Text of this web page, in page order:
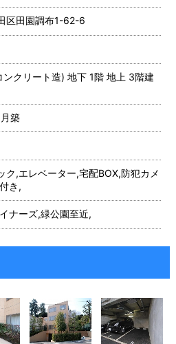
区田園調布1-62-6
ンクリート造) 地下 1階 地上 3階建
築
ク,エレベーター,宅配BOX,防犯カメ
き,
ナーズ,緑公園至近,